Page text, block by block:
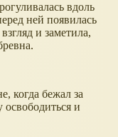
вдоль
ней появилась
и заметила,
когда бежал за
освободиться и